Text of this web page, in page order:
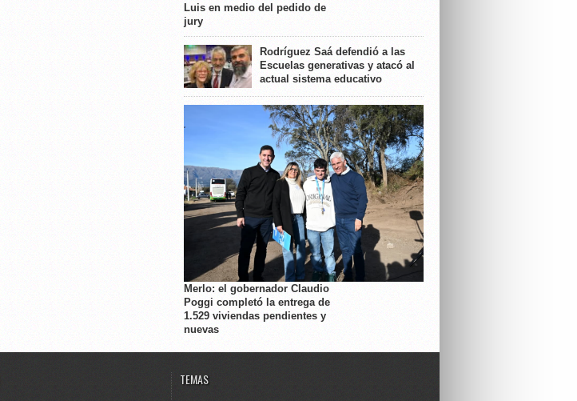
Luis en medio del pedido de
jury
Rodríguez Saá defendió a las
Escuelas generativas y atacó al
actual sistema educativo
Merlo: el gobernador Claudio
Poggi completó la entrega de
1.529 viviendas pendientes y
nuevas
TEMAS